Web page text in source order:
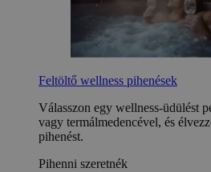
Feltöltő wellness pihenések
Válasszon egy wellness-üdülést
vagy termálmedencével, és
pihenést.
Pihenni szeretnék